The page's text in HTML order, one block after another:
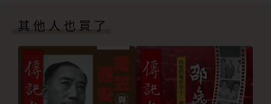
列》
更多犢月刊
向與輪廓，並試著用多元的方式與工具，把作家、內
容、讀者在這個新時代中，重新串連起來。
我們對電子書的期待，就是我們對《犢》的期待。期許
這一系列的《犢》，也能幫助更多人更清楚的描繪出自
己對「書籍」未來的想像！
其他人也買了